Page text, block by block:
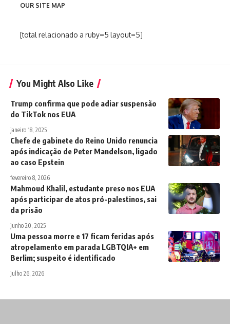
OUR SITE MAP
[total relacionado a ruby=5 layout=5]
You Might Also Like
Trump confirma que pode adiar suspensão
do TikTok nos EUA
janeiro 18, 2025
Chefe de gabinete do Reino Unido renuncia
após indicação de Peter Mandelson, ligado
ao caso Epstein
fevereiro 8, 2026
Mahmoud Khalil, estudante preso nos EUA
após participar de atos pró-palestinos, sai
da prisão
junho 20, 2025
Uma pessoa morre e 17 ficam feridas após
atropelamento em parada LGBTQIA+ em
Berlim; suspeito é identificado
julho 26, 2026